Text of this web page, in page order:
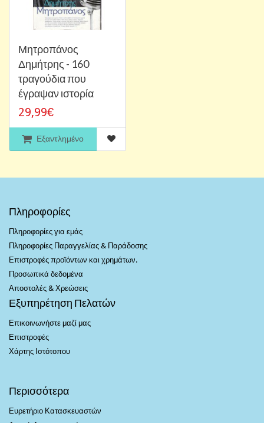
Μητροπάνος
Δημήτρης - 160
τραγούδια που
έγραψαν ιστορία
29,99€
Εξαντλημένο
Πληροφορίες
Πληροφορίες για εμάς
Πληροφορίες Παραγγελίας & Παράδοσης
Επιστροφές προϊόντων και χρημάτων.
Προσωπικά δεδομένα
Αποστολές & Χρεώσεις
Εξυπηρέτηση Πελατών
Επικοινωνήστε μαζί μας
Επιστροφές
Χάρτης Ιστότοπου
Περισσότερα
Ευρετήριο Κατασκευαστών